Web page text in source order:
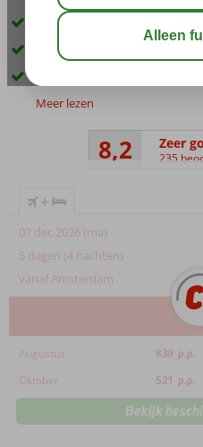
Prachtig hotel, direct aan het
Vele faciliteiten
Meer lezen
8,2 Zeer
235
+
07 dec 2026 (ma)
5 dagen (4 nachten)
vanaf Amsterdam
Augustus 839 p.p.
Oktober
521 p.p.
Bekijk